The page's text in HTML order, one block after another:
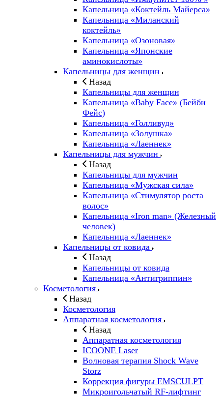
Капельница «Коктейль Майерса»
Капельница «Миланский
коктейль»
Капельница «Озоновая»
Капельница «Японские
аминокислоты»
Капельницы для женщин
Назад
Капельницы для женщин
Капельница «Baby Face» (Бейби
Фейс)
Капельница «Голливуд»
Капельница «Золушка»
Капельница «Лаеннек»
Капельницы для мужчин
Назад
Капельницы для мужчин
Капельница «Мужская сила»
Капельница «Стимулятор роста
волос»
Капельница «Iron man» (Железный
человек)
Капельница «Лаеннек»
Капельницы от ковида
Назад
Капельницы от ковида
Капельница «Антигриппин»
Косметология
Назад
Косметология
Аппаратная косметология
Назад
Аппаратная косметология
ICOONE Laser
Волновая терапия Shock Wave
Storz
Коррекция фигуры EMSCULPT
Микроигольчатый RF-лифтинг